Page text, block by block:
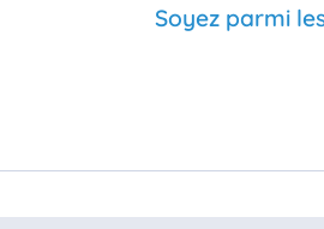
Soyez parmi